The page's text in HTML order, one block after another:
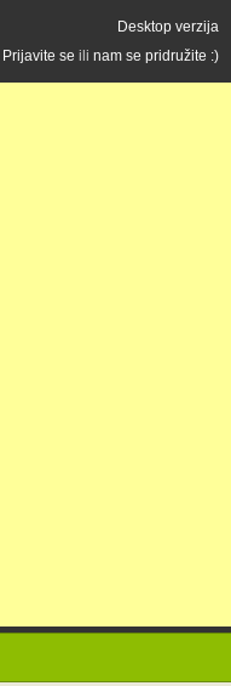
Desktop verzija
Prijavite se ili nam se pridružite :)